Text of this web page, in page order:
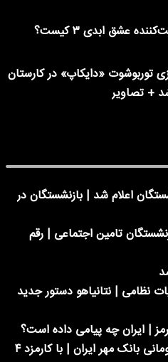
عشق ابدی ۳ کیست؟
توربوشوت «دایکاپ» در کارستان
+ تصاویر
اعلام شد | بازنشستگان در
تامین اجتماعی | رقم
نظامی | نتانیاهو دستور جدید
| ایران چه پیامی داده است؟
شرایط دریافت وام ۱۵۰ میلیون تومانی بانک مهر ایران | با کارمزد ۴